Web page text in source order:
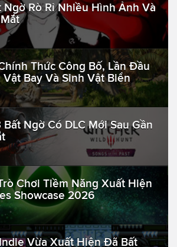
Ngờ Rò Rỉ Nhiều Hình Ảnh Và
Thức Công Bố, Lần Đầu
Bay Và Sinh Vật Biển
Ngờ Có DLC Mới Sau Gần
Chơi Tiềm Năng Xuất Hiện
Showcase 2026
Vừa Xuất Hiện Đã Bất